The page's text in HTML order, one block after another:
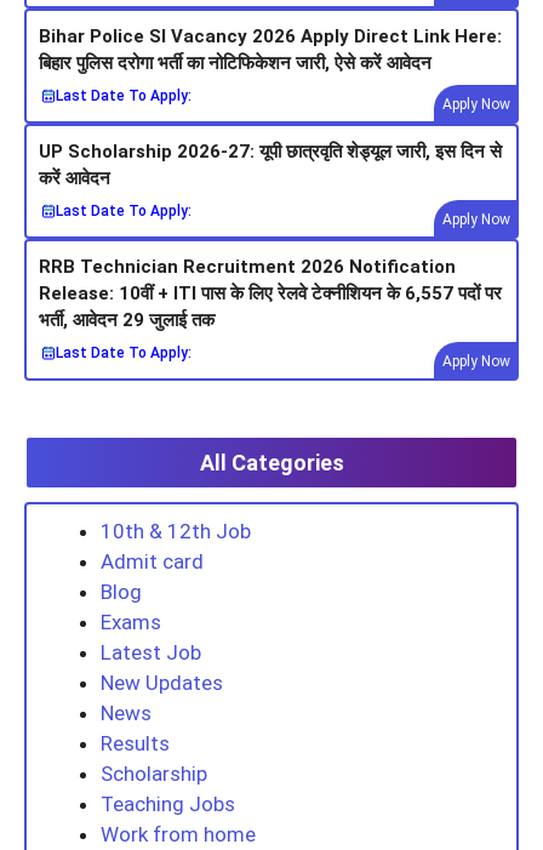
Bihar Police SI Vacancy 2026 Apply Direct Link Here:
बिहार पुलिस दरोगा भर्ती का नोटिफिकेशन जारी, ऐसे करें आवेदन
Last Date To Apply:
Apply Now
UP Scholarship 2026-27: यूपी छात्रवृति शेड्यूल जारी, इस दिन से
करें आवेदन
Last Date To Apply:
Apply Now
RRB Technician Recruitment 2026 Notification
Release: 10वीं + ITI पास के लिए रेलवे टेक्नीशियन के 6,557 पदों पर
भर्ती, आवेदन 29 जुलाई तक
Last Date To Apply:
Apply Now
All Categories
10th & 12th Job
Admit card
Blog
Exams
Latest Job
New Updates
News
Results
Scholarship
Teaching Jobs
Work from home